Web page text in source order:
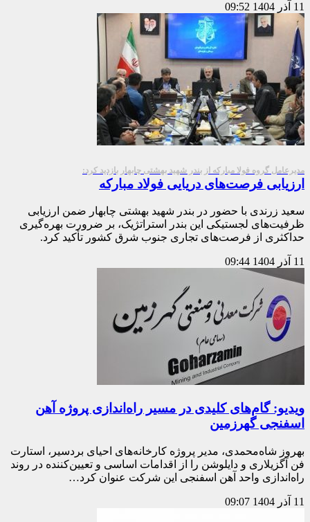
11 آذر 1404 09:52
مدیرعامل گروه فولا مبارکه از بندر شهید بهشتی چابهار بازدید کرد:
ارزیابی فرصت‌های دریایی فولاد مبارکه
سعید زرندی با حضور در بندر شهید بهشتی چابهار ضمن ارزیابی
ظرفیت‌های لجستیکی این بندر استراتژیک، بر ضرورت بهره‌گیری
حداکثری از فرصت‌های تجاری جنوب شرق کشور تأکید کرد.
11 آذر 1404 09:44
ویدیو: گام‌های کلیدی در مسیر راه‌اندازی پروژه آهن
اسفنجی گهرزمین
بهروز شاه‌محمدی، مدیر پروژه کارخانه‌های احیای بردسیر، استارت
فن آگزیلاری و دایلوشن را از اقدامات اساسی و تعیین‌کننده در روند
راه‌اندازی واحد آهن اسفنجی این شرکت عنوان کرد…
11 آذر 1404 09:07